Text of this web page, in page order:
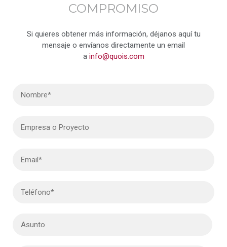
COMPROMISO
Si quieres obtener más información, déjanos aquí tu
mensaje o envíanos directamente un email
a info@quois.com